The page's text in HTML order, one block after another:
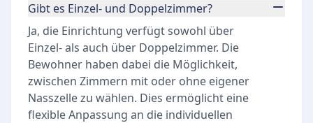
Gibt es Einzel- und Doppelzimmer?
Ja, die Einrichtung verfügt sowohl über
Einzel- als auch über Doppelzimmer. Die
Bewohner haben dabei die Möglichkeit,
zwischen Zimmern mit oder ohne eigener
Nasszelle zu wählen. Dies ermöglicht eine
flexible Anpassung an die individuellen